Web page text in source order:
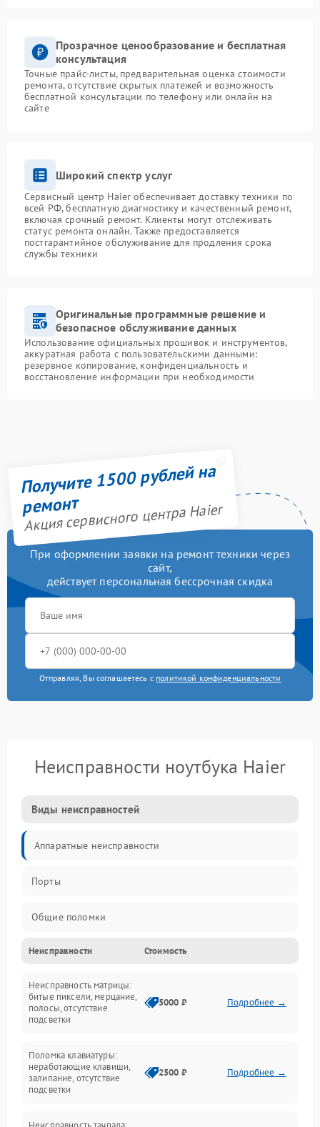
Прозрачное ценообразование и бесплатная
консультация
Точные прайс-листы, предварительная оценка стоимости
ремонта, отсутствие скрытых платежей и возможность
бесплатной консультации по телефону или онлайн на
сайте
Широкий спектр услуг
Сервисный центр Haier обеспечивает доставку техники по
всей РФ, бесплатную диагностику и качественный ремонт,
включая срочный ремонт. Клиенты могут отслеживать
статус ремонта онлайн. Также предоставляется
постгарантийное обслуживание для продления срока
службы техники
Оригинальные программные решение и
безопасное обслуживание данных
Использование официальных прошивок и инструментов,
аккуратная работа с пользовательскими данными:
резервное копирование, конфиденциальность и
восстановление информации при необходимости
Получите 1500 рублей на
ремонт
Акция сервисного центра Haier
При оформлении заявки на ремонт техники через
сайт,
действует персональная бессрочная скидка
Отправляя, Вы соглашаетесь с политикой конфиденциальности
Неисправности ноутбука Haier
Виды неисправностей
Аппаратные неисправности
Порты
Общие поломки
Устройства
Программные ошибки
Электрические и системные сбои
Интерфейсные проблемы
Батарея
Неисправности Стоимость
Неисправность матрицы:
битые пиксели, мерцание,
полосы, отсутствие
подсветки
5000 ₽ Подробнее →
Поломка клавиатуры:
неработающие клавиши,
залипание, отсутствие
подсветки
2500 ₽ Подробнее →